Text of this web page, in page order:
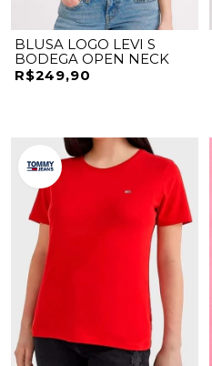
BLUSA LOGO LEVI S
BODEGA OPEN NECK
R$249,90